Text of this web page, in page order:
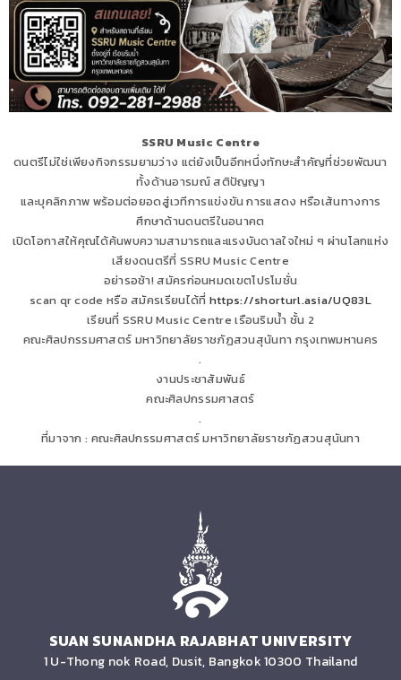
SSRU Music Centre
ดนตรีไม่ใช่เพียงกิจกรรมยามว่าง แต่ยังเป็นอีกหนึ่งทักษะสำคัญที่ช่วยพัฒนา
ทั้งด้านอารมณ์ สติปัญญา
และบุคลิกภาพ พร้อมต่อยอดสู่เวทีการแข่งขัน การแสดง หรือเส้นทางการ
ศึกษาด้านดนตรีในอนาคต
เปิดโอกาสให้คุณได้ค้นพบความสามารถและแรงบันดาลใจใหม่ ๆ ผ่านโลกแห่ง
เสียงดนตรีที่ SSRU Music Centre
อย่ารอช้า! สมัครก่อนหมดเขตโปรโมชั่น
scan qr code หรือ สมัครเรียนได้ที่ https://shorturl.asia/UQ83L
เรียนที่ SSRU Music Centre เรือนริมน้ำ ชั้น 2
คณะศิลปกรรมศาสตร์ มหาวิทยาลัยราชภัฏสวนสุนันทา กรุงเทพมหานคร
.
งานประชาสัมพันธ์
คณะศิลปกรรมศาสตร์
.
ที่มาจาก : คณะศิลปกรรมศาสตร์ มหาวิทยาลัยราชภัฏสวนสุนันทา
SUAN SUNANDHA RAJABHAT UNIVERSITY
1 U-Thong nok Road, Dusit, Bangkok 10300 Thailand